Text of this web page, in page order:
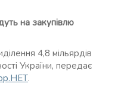
на закупівлю
4,8 мільярдів
України, передає
.